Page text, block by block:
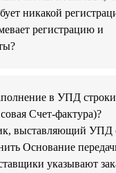
никакой
регистрацию и
в УПД
Счет-фактура)?
выставляющий УПД
Основание
указывают